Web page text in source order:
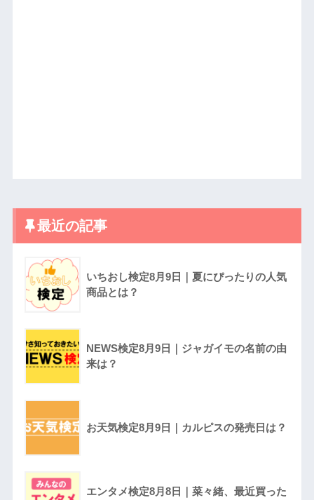
最近の記事
いちおし検定8月9日｜夏にぴったりの人気
商品とは？
NEWS検定8月9日｜ジャガイモの名前の由
来は？
お天気検定8月9日｜カルピスの発売日は？
エンタメ検定8月8日｜菜々緒、最近買った